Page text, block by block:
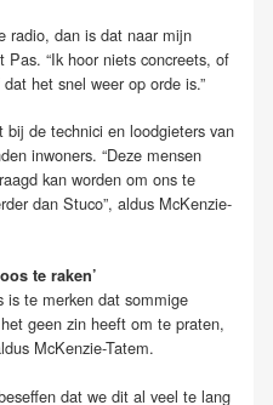
radio, dan is dat naar mijn
Pas. “Ik hoor niets concreets, of
het snel weer op orde is.”
de technici en loodgieters van
inwoners. “Deze mensen
kan worden om ons te
dan Stuco”, aldus McKenzie-
te raken’
is te merken dat sommige
geen zin heeft om te praten,
McKenzie-Tatem.
dat we dit al veel te lang